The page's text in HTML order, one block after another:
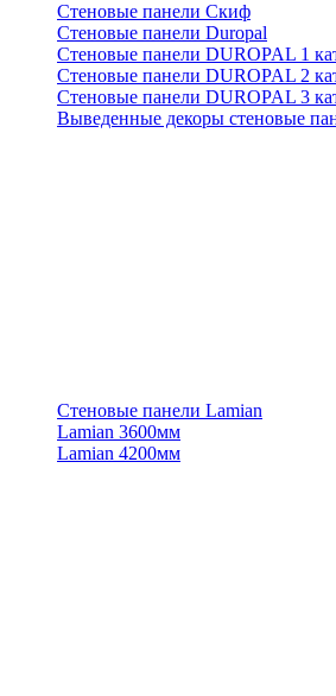
Стеновые панели Скиф
Стеновые панели Duropal
Стеновые панели DUROPAL 1
Стеновые панели DUROPAL 2
Стеновые панели DUROPAL 3
Выведенные декоры стеновые
Стеновые панели Lamian
Lamian 3600мм
Lamian 4200мм